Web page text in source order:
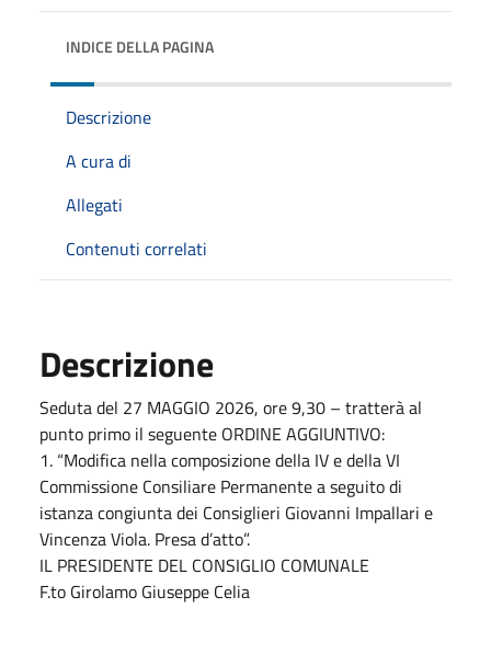
INDICE DELLA PAGINA
Descrizione
A cura di
Allegati
Contenuti correlati
Descrizione
Seduta del 27 MAGGIO 2026, ore 9,30 – tratterà al
punto primo il seguente ORDINE AGGIUNTIVO:
1. “Modifica nella composizione della IV e della VI
Commissione Consiliare Permanente a seguito di
istanza congiunta dei Consiglieri Giovanni Impallari e
Vincenza Viola. Presa d’atto”.
IL PRESIDENTE DEL CONSIGLIO COMUNALE
F.to Girolamo Giuseppe Celia